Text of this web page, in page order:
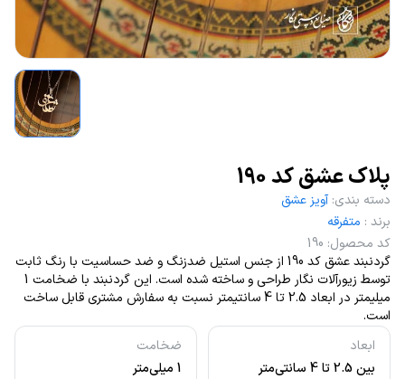
پلاک عشق کد 190
ابعاد
بین 2.5 تا 4 سانتی‌متر
ضخامت
1 میلی‌متر
دسته بندی: آویز عشق
برند : متفرقه
کد محصول:
190
گردنبند عشق کد 190 از جنس استیل ضدزنگ و ضد حساسیت با رنگ ثابت
توسط زیورآلات نگار طراحی و ساخته شده است. این گردنبند با ضخامت 1
میلیمتر در ابعاد 2.5 تا 4 سانتیمتر نسبت به سفارش مشتری قابل ساخت
است.